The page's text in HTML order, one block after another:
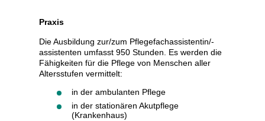
Praxis
Die Ausbildung zur/zum Pflegefachassistentin/-
assistenten umfasst 950 Stunden. Es werden die
Fähigkeiten für die Pflege von Menschen aller
Altersstufen vermittelt:
in der ambulanten Pflege
in der stationären Akutpflege
(Krankenhaus)